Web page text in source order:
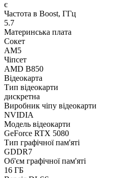
є
Частота в Boost, ГГц
5.7
Материнська плата
Сокет
AM5
Чіпсет
AMD B850
Відеокарта
Тип відеокарти
дискретна
Виробник чіпу відеокарти
NVIDIA
Модель відеокарти
GeForce RTX 5080
Тип графічної пам'яті
GDDR7
Об'єм графічної пам'яті
16 ГБ